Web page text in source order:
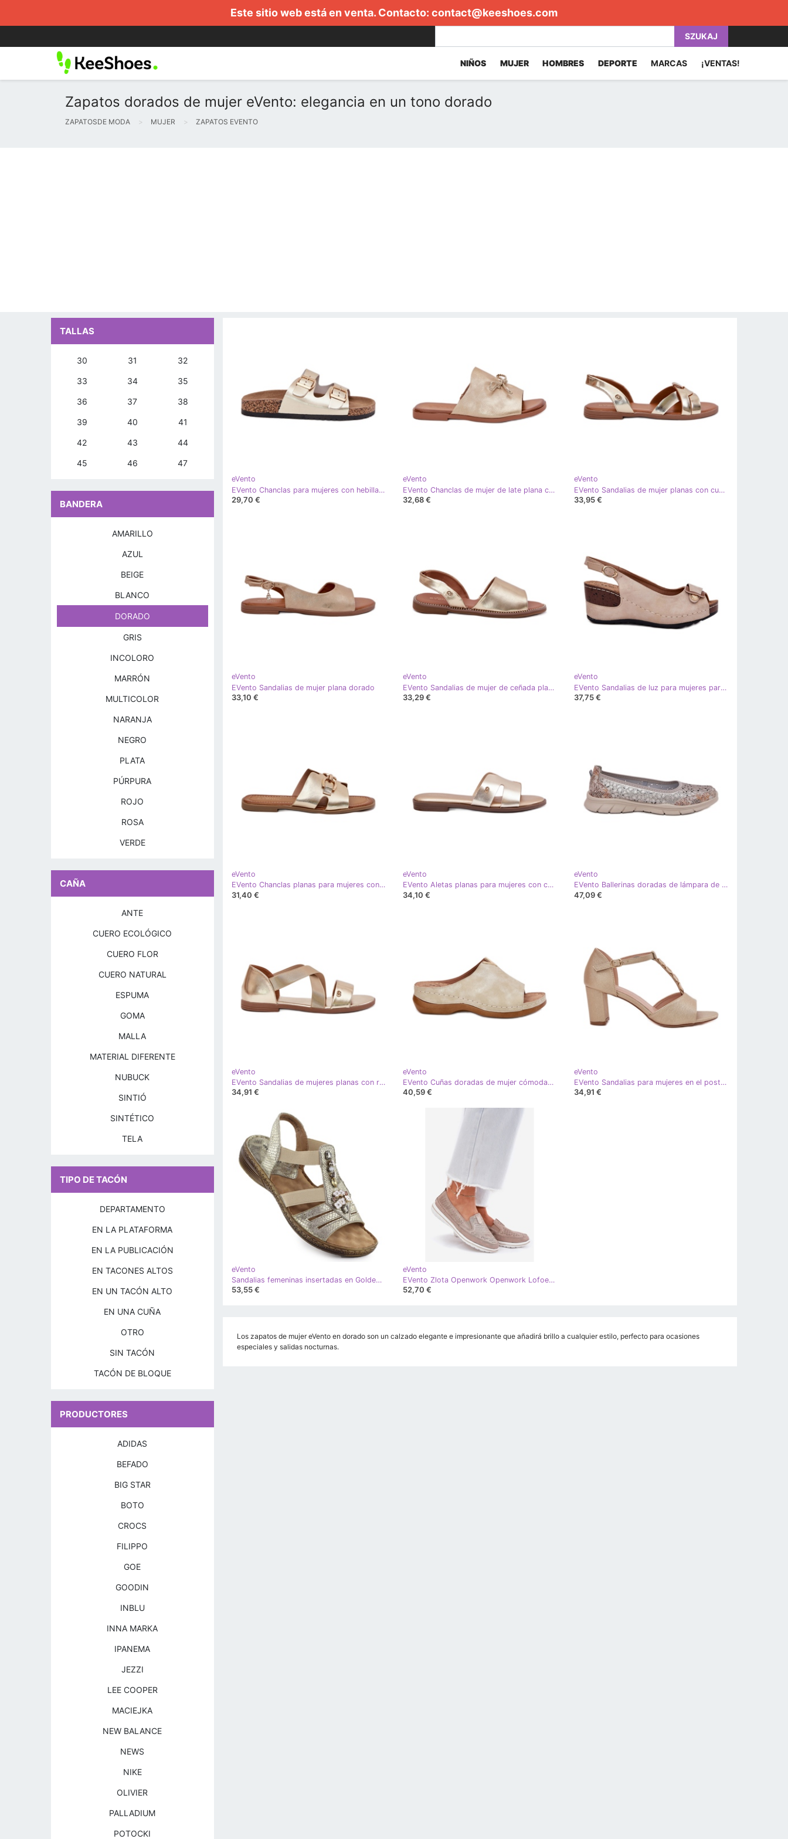
Este sitio web está en venta. Contacto: contact@keeshoes.com
SZUKAJ
NIÑOS MUJER HOMBRES DEPORTE MARCAS ¡VENTAS!
Zapatos dorados de mujer eVento: elegancia en un tono dorado
ZAPATOSDE MODA MUJER ZAPATOS EVENTO
eVento
EVento Chanclas para mujeres con hebillas ecológicas dorado
29,70 €
eVento
EVento Chanclas de mujer de late plana con una encuadernación decorativa de oro dorado
32,68 €
eVento
EVento Sandalias de mujer planas con cuero dorado
33,95 €
eVento
EVento Sandalias de mujer plana dorado
33,10 €
eVento
EVento Sandalias de mujer de ceñada plana Golden Golden dorado
33,29 €
eVento
EVento Sandalias de luz para mujeres para zapatos de confort beige-duardia dorado
37,75 €
eVento
EVento Chanclas planas para mujeres con un detalle de oro decorativo dorado
31,40 €
eVento
EVento Aletas planas para mujeres con cuero dorado de cuero ecológico
34,10 €
eVento
EVento Ballerinas doradas de lámpara de luz de cuero dorado
47,09 €
eVento
EVento Sandalias de mujeres planas con rayas doradas flexibles dorado
34,91 €
eVento
EVento Cuñas doradas de mujer cómodas dorado
40,59 €
eVento
EVento Sandalias para mujeres en el poste con un cinturón decorativo de cuero ecológico dorado
34,91 €
eVento
Sandalias femeninas insertadas en Golden Evento 8849 borradores dorado
53,55 €
eVento
EVento Zlota Openwork Openwork Lofoers dorado
52,70 €
Los zapatos de mujer eVento en dorado son un calzado elegante e impresionante que añadirá brillo a cualquier estilo, perfecto para ocasiones
especiales y salidas nocturnas.
TALLAS
30 31 32
33 34 35
36 37 38
39 40 41
42 43 44
45 46 47
BANDERA
AMARILLO
AZUL
BEIGE
BLANCO
DORADO
GRIS
INCOLORO
MARRÓN
MULTICOLOR
NARANJA
NEGRO
PLATA
PÚRPURA
ROJO
ROSA
VERDE
CAÑA
ANTE
CUERO ECOLÓGICO
CUERO FLOR
CUERO NATURAL
ESPUMA
GOMA
MALLA
MATERIAL DIFERENTE
NUBUCK
SINTIÓ
SINTÉTICO
TELA
TIPO DE TACÓN
DEPARTAMENTO
EN LA PLATAFORMA
EN LA PUBLICACIÓN
EN TACONES ALTOS
EN UN TACÓN ALTO
EN UNA CUÑA
OTRO
SIN TACÓN
TACÓN DE BLOQUE
PRODUCTORES
ADIDAS
BEFADO
BIG STAR
BOTO
CROCS
FILIPPO
GOE
GOODIN
INBLU
INNA MARKA
IPANEMA
JEZZI
LEE COOPER
MACIEJKA
NEW BALANCE
NEWS
NIKE
OLIVIER
PALLADIUM
POTOCKI